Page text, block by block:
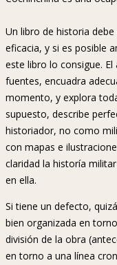
Un libro de historia
eficacia, y si es posible
este libro lo consigue.
fuentes, encuadra
momento, y explora
supuesto, describe
historiador, no como
con mapas e
claridad la historía
en ella.
Si tiene un defecto,
bien organizada en
división de la obra
en torno a una línea